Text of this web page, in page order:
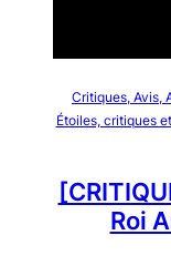
Critiques, Avis,
Étoiles, critiques
Roi